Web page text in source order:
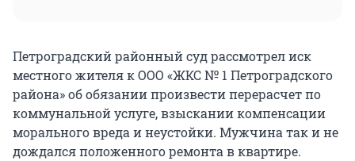
Петроградский районный суд рассмотрел иск
местного жителя к ООО «ЖКС № 1 Петроградского
района» об обязании произвести перерасчет по
коммунальной услуге, взыскании компенсации
морального вреда и неустойки. Мужчина так и не
дождался положенного ремонта в квартире.